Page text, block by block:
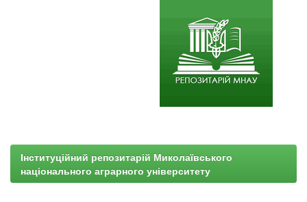
Інституційний репозитарій Миколаївського
національного аграрного університету